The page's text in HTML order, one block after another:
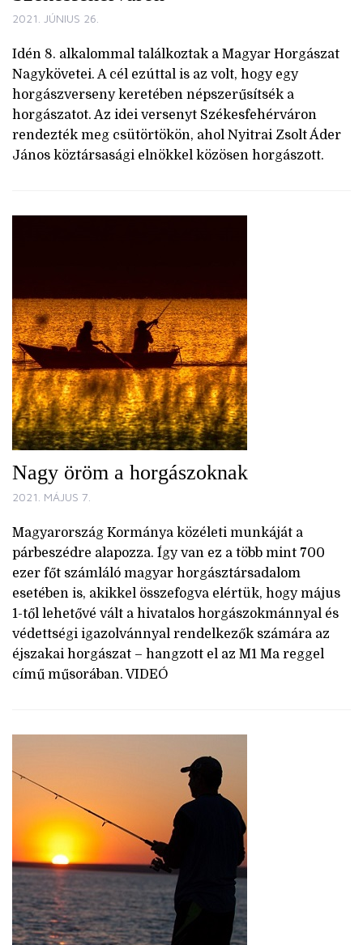
2021. JÚNIUS 26.
Idén 8. alkalommal találkoztak a Magyar Horgászat
Nagykövetei. A cél ezúttal is az volt, hogy egy
horgászverseny keretében népszerűsítsék a
horgászatot. Az idei versenyt Székesfehérváron
rendezték meg csütörtökön, ahol Nyitrai Zsolt Áder
János köztársasági elnökkel közösen horgászott.
Nagy öröm a horgászoknak
2021. MÁJUS 7.
Magyarország Kormánya közéleti munkáját a
párbeszédre alapozza. Így van ez a több mint 700
ezer főt számláló magyar horgásztársadalom
esetében is, akikkel összefogva elértük, hogy május
1-től lehetővé vált a hivatalos horgászokmánnyal és
védettségi igazolvánnyal rendelkezők számára az
éjszakai horgászat – hangzott el az M1 Ma reggel
című műsorában. VIDEÓ